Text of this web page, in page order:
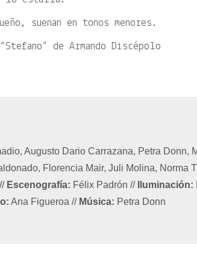
suenan en tonos menores.
de Armando Discépolo
Augusto Dario Carrazana, Petra Donn,
Florencia Mair, Juli Molina, Norma
// Escenografía: Félix Padrón// Iluminación:
Ana Figueroa// Música: Petra Donn